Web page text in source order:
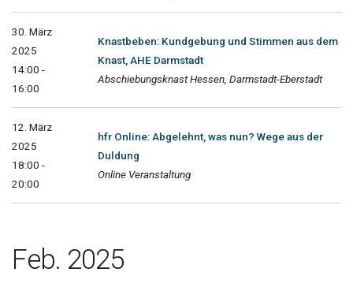
30. März
2025
14:00 -
16:00
Knastbeben: Kundgebung und Stimmen aus dem
Knast, AHE Darmstadt
Abschiebungsknast Hessen, Darmstadt-Eberstadt
12. März
2025
18:00 -
20:00
hfr Online: Abgelehnt, was nun? Wege aus der
Duldung
Online Veranstaltung
Feb. 2025